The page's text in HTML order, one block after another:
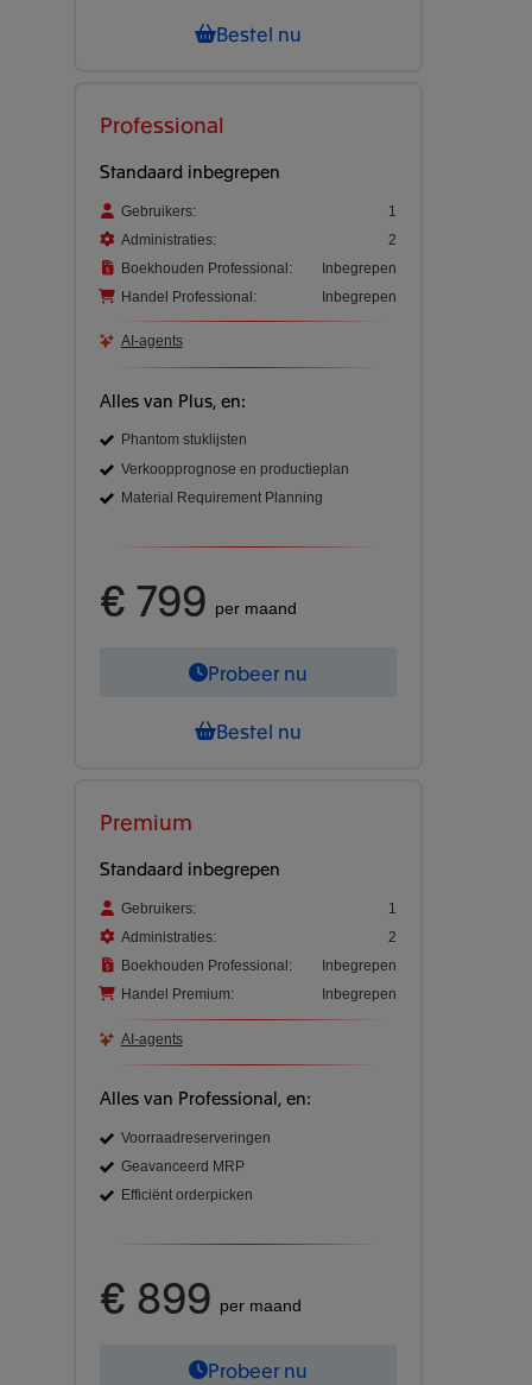
Bestel nu
Professional
Standaard inbegrepen
Gebruikers:
1
Administraties:
2
Boekhouden Professional:
Inbegrepen
Handel Professional:
Inbegrepen
AI-agents
Alles van Plus, en:
Phantom stuklijsten
Verkoopprognose en productieplan
Material Requirement Planning
€ 799 per maand
Probeer nu
Bestel nu
Premium
Standaard inbegrepen
Gebruikers:
1
Administraties:
2
Boekhouden Professional:
Inbegrepen
Handel Premium:
Inbegrepen
AI-agents
Alles van Professional, en:
Voorraadreserveringen
Geavanceerd MRP
Efficiënt orderpicken
€ 899 per maand
Probeer nu